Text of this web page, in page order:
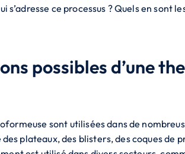
ce processus ? Quels en sont
possibles d’une
sont utilisées dans de
plateaux, des blisters, des coques de